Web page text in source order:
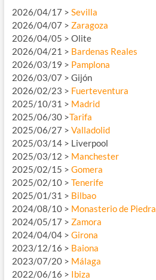
2026/04/17 > Sevilla
2026/04/07 > Zaragoza
2026/04/05 > Olite
2026/04/21 > Bardenas Reales
2026/03/19 > Pamplona
2026/03/07 > Gijón
2026/02/23 > Fuerteventura
2025/10/31 > Madrid
2025/06/30 >Tarifa
2025/06/27 > Valladolid
2025/03/14 > Liverpool
2025/03/12 > Manchester
2025/02/15 > Gomera
2025/02/10 > Tenerife
2025/01/31 > Bilbao
2024/08/10 > Monasterio de Piedra
2024/05/17 > Zamora
2024/04/04 > Girona
2023/12/16 > Baiona
2023/07/20 > Málaga
2022/06/16 > Ibiza